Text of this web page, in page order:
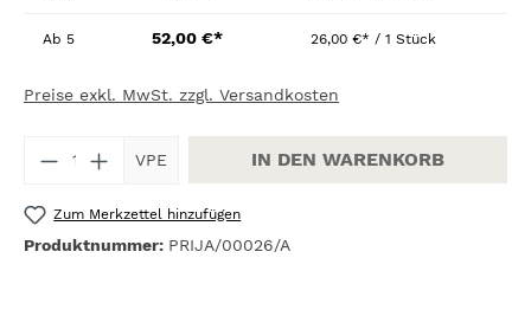
Ab 5 52,00 €* 26,00 €* / 1 Stück
Preise exkl. MwSt. zzgl. Versandkosten
Produkt Anzahl: Gib den
VPE IN DEN WARENKORB
Zum Merkzettel hinzufügen
Produktnummer: PRIJA/00026/A